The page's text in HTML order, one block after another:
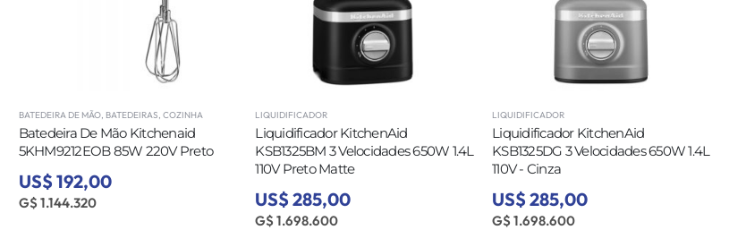
BATEDEIRA DE MÃO, BATEDEIRAS, COZINHA
Batedeira De Mão Kitchenaid
5KHM9212EOB 85W 220V Preto
US$ 192,00
G$ 1.144.320
LIQUIDIFICADOR
Liquidificador KitchenAid
KSB1325BM 3 Velocidades 650W 1.4L
110V Preto Matte
US$ 285,00
G$ 1.698.600
LIQUIDIFICADOR
Liquidificador KitchenAid
KSB1325DG 3 Velocidades 650W 1.4L
110V - Cinza
US$ 285,00
G$ 1.698.600